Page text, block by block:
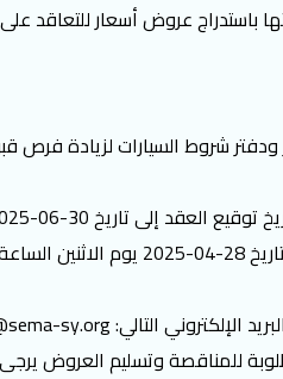
باستدراج عروض أسعار للتعاقد على
شروط السيارات لزيادة فرص
الإلكتروني التالي:sy.org
للمناقصة وتسليم العروض يرجى